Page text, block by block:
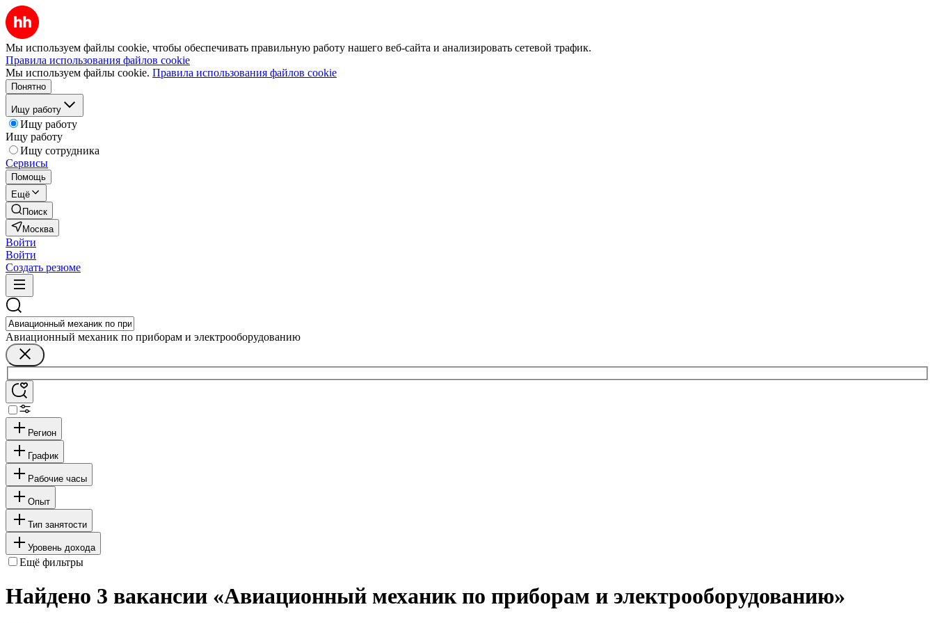
Мы используем файлы cookie, чтобы обеспечивать правильную работу нашего веб-сайта и анализировать сетевой трафик.
Правила использования файлов cookie
Мы используем файлы cookie. Правила использования файлов cookie
Понятно
Ищу работу
Ищу работу
Ищу работу
Ищу сотрудника
Сервисы
Помощь
Ещё
Поиск
Москва
Войти
Войти
Создать резюме
Авиационный механик по приборам и электрооборудованию
Регион
График
Рабочие часы
Опыт
Тип занятости
Уровень дохода
Ещё фильтры
Найдено 3 вакансии «Авиационный механик по приборам и электрооборудованию»